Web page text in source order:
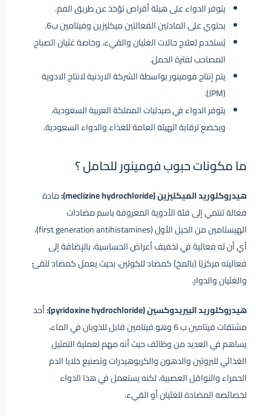
يتوفر الدواء على هيئة أقراص تؤخذ عن طريق الفم.
يحتوي على المادتين الفعالتين ميكليزين وفيتامين ب6.
يُستخدم لعلاج حالات الغثيان والقيء، وخاصة غثيان الصباح
المصاحب لفترة الحمل.
يتم إنتاج فومينور بواسطة الشركة الاردنية لانتاج الادوية
(JPM).
يتوفر الدواء في صيدليات المملكة العربية السعودية،
ويخضع لرقابة الهيئة العامة للغذاء والدواء السعودية.
ما مكونات حبوب فومينور للحامل ؟
هيدروكلوريد الميكليزين (meclizine hydrochloride):
مادة
فعالة تنتمي إلى فئة الأدوية المعروفة باسم مضادات
الهيستامين من الجيل الأول (first generation antihistamines)،
أي أن له فعالية في تخفيف أعراض الحساسية، بالإضافة إلى
فعاليته مركزيًا (بالمخ) كمضاد للكولين، بحيث يعمل كمضاد للقئ
والغثيان والدوار.
هيدروكلوريد البيريدوكسين (pyridoxine hydrochloride):
أحد
مشتقات فيتامين ب 6 وهو فيتامين قابل للذوبان في الماء،
يساهم في العديد من وظائف حيث أنه مهم لعملية التمثيل
الغذائي للبروتين والدهون والكربوهيدرات وتصنيع خلايا الدم
الحمراء والنواقل العصبية، لكنه يستعمل في هذا الدواء
لخصائصه المضادة للغثيان أو القيء.